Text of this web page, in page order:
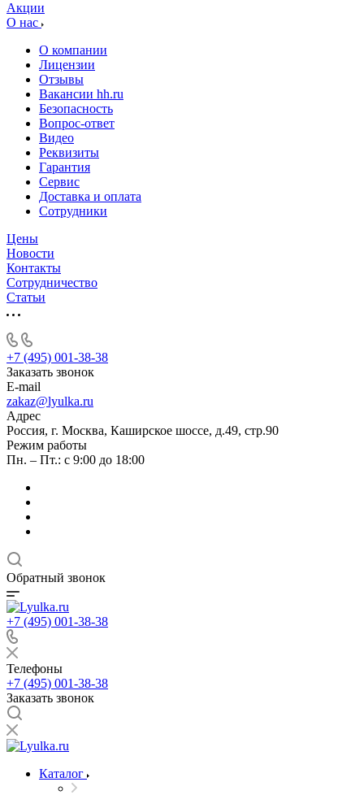
Акции
О нас
О компании
Лицензии
Отзывы
Вакансии hh.ru
Безопасность
Вопрос-ответ
Видео
Реквизиты
Гарантия
Сервис
Доставка и оплата
Сотрудники
Цены
Новости
Контакты
Сотрудничество
Статьи
+7 (495) 001-38-38
Заказать звонок
E-mail
zakaz@lyulka.ru
Адрес
Россия, г. Москва, Каширское шоссе, д.49, стр.90
Режим работы
Пн. – Пт.: с 9:00 до 18:00
Обратный звонок
+7 (495) 001-38-38
Телефоны
+7 (495) 001-38-38
Заказать звонок
Каталог